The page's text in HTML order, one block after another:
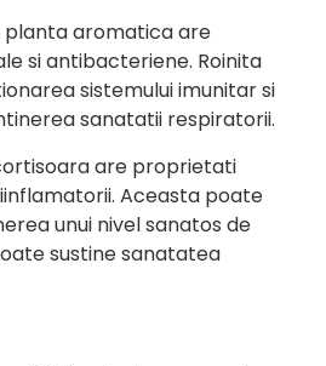
planta aromatica are
si antibacteriene. Roinita
sistemului imunitar si
sanatatii respiratorii.
are proprietati
Aceasta poate
unui nivel sanatos de
sustine sanatatea